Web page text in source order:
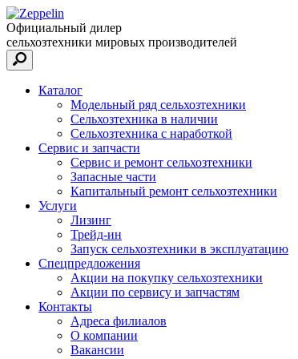
Официальный дилер
сельхозтехники мировых производителей
Каталог
Модельный ряд сельхозтехники
Сельхозтехника в наличии
Сельхозтехника с наработкой
Сервис и запчасти
Сервис и ремонт сельхозтехники
Запасные части
Капитальный ремонт сельхозтехники
Услуги
Лизинг
Трейд-ин
Запуск сельхозтехники в эксплуатацию
Спецпредложения
Акции на покупку сельхозтехники
Акции по сервису и запчастям
Контакты
Адреса филиалов
О компании
Вакансии